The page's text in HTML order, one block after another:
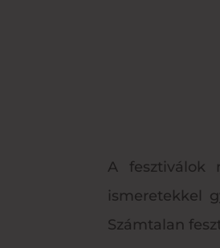
A fesztiválok
ismeretekkel
Számtalan